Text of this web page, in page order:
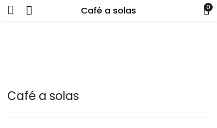
Café a solas 0
Café a solas